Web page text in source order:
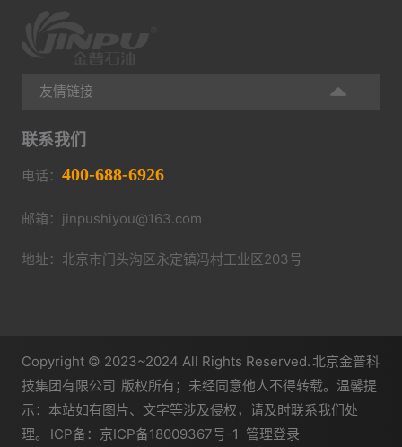
友情链接
联系我们
电话： 400-688-6926
邮箱：jinpushiyou@163.com
地址：北京市门头沟区永定镇冯村工业区203号
Copyright © 2023~2024 All Rights Reserved.北京金普科
技集团有限公司 版权所有；未经同意他人不得转载。温馨提
示：本站如有图片、文字等涉及侵权，请及时联系我们处
理。
ICP备：京ICP备18009367号-1 管理登录